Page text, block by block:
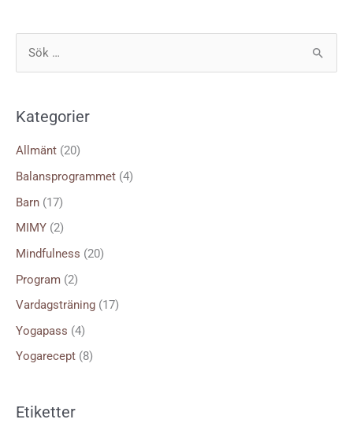
e
f
t
Kategorier
Allmänt (20)
Balansprogrammet (4)
Barn (17)
MIMY (2)
Mindfulness (20)
Program (2)
Vardagsträning (17)
Yogapass (4)
Yogarecept (8)
Etiketter